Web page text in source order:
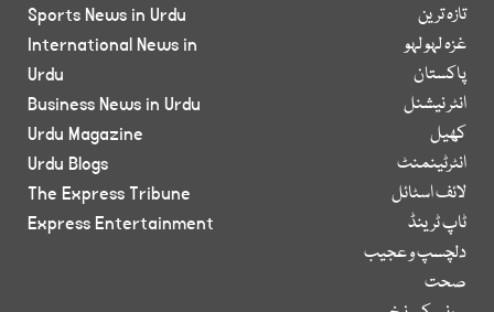
تازہ ترین
غزہ لہو لہو
پاکستان
انٹر نیشنل
کھیل
انٹرٹینمنٹ
لائف اسٹائل
ٹاپ ٹرینڈ
دلچسپ و عجیب
صحت
Sports News in Urdu
International News in
Urdu
Business News in Urdu
Urdu Magazine
Urdu Blogs
The Express Tribune
Express Entertainment